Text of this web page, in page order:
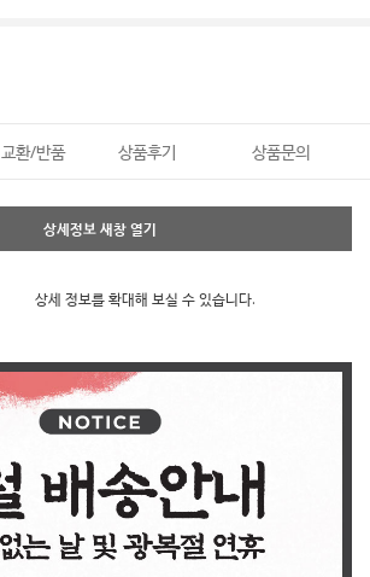
교환/반품 상품후기 상품문의
상세정보 새창 열기
상세 정보를 확대해 보실 수 있습니다.